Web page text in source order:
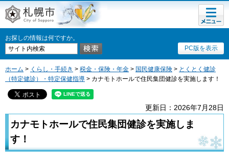
札幌市
お探しの情報は何ですか。
PC版を表示
メニュ
ー
ホーム > くらし・手続き > 税金・保険・年金 > 国民健康保険 > とくとく健診
（特定健診）・特定保健指導 > カナモトホールで住民集団健診を実施します！
更新日：2026年7月28日
カナモトホールで住民集団健診を実施しま
す！